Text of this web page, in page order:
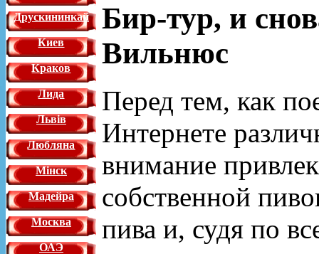
Друскининкай
Киев
Краков
Лида
Львiв
Любляна
Мінск
Мадейра
Москва
ОАЭ
Бир-тур, и
Вильнюс
Перед тем, как
Интернете
внимание
собственной
пива и, судя по